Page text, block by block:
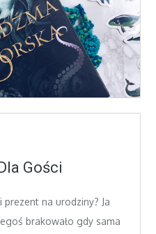
Gości
na urodziny? Ja
brakowało gdy sama